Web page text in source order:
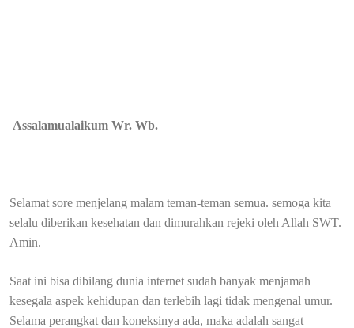
Assalamualaikum Wr. Wb.
Selamat sore menjelang malam teman-teman semua. semoga kita
selalu diberikan kesehatan dan dimurahkan rejeki oleh Allah SWT.
Amin.
Saat ini bisa dibilang dunia internet sudah banyak menjamah
kesegala aspek kehidupan dan terlebih lagi tidak mengenal umur.
Selama perangkat dan koneksinya ada, maka adalah sangat